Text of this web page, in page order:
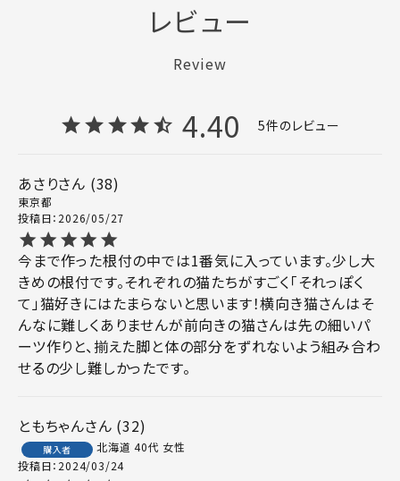
レビュー
Review
4.40 5
あさり 38
東京都
投稿日 2026/05/27
今まで作った根付の中では1番気に入っています。少し大
きめの根付です。それぞれの猫たちがすごく「それっぽく
て」猫好きにはたまらないと思います！横向き猫さんはそ
んなに難しくありませんが前向きの猫さんは先の細いパ
ーツ作りと、揃えた脚と体の部分をずれないよう組み合わ
せるの少し難しかったです。
ともちゃん 32
購入者 北海道 40代 女性
投稿日 2024/03/24